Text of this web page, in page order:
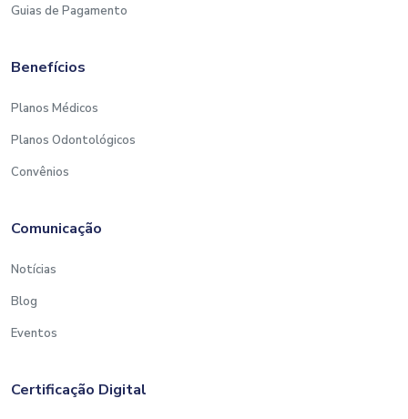
Guias de Pagamento
Benefícios
Planos Médicos
Planos Odontológicos
Convênios
Comunicação
Notícias
Blog
Eventos
Certificação Digital